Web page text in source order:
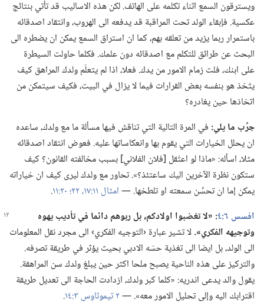
ويسترقون السمع اثناء تكلمه على الهاتف.‏ لكن هذه الاساليب قد تأتي بنتائج
عكسية.‏ فإبقاء الولد تحت المراقبة قد يدفعه الى الهروب،‏ وانتقاد اصدقائه
باستمرار ربما يزيد من تعلقه بهم،‏ كما ان استراق السمع يمكن ان يضطره الى
البحث عن طرائق للتكلم مع اصدقائه دون علمك.‏ فكلما حاولت السيطرة
على ابنك،‏ فلت زمام الامور من يدك.‏ فعلا،‏ اذا لم يتعلّم ولدك المراهق كيف
يتّخذ هو بنفسه بعض القرارات فيما لا يزال في البيت،‏ فكيف سيتمكن من
اتخاذها حين يغادره؟‏
جرِّب ما يلي:‏ في المرة التالية التي تناقش فيها مسألة ما مع ولدك،‏ ساعده
ان يحلل الخيارات التي يقوم بها وانعكاساتها عليه.‏ فعوض انتقاد اصدقائه
مثلا،‏ اسأله:‏ «ماذا لو اعتُقل [فلان الفلاني] بسبب مخالفته القانون؟‏ كيف
ستكون نظرة الآخرين اليك ساعتئذ؟‏».‏ تحاور مع ولدك ليرى كيف ان خياراته
يمكن إما ان تحسِّن سمعته او تلطخها.‏ —‏امثال ١١:‏١٧،‏
‏.‏
افسس ٦:‏٤
‏:‏ «‏لاتغضبوا اولادكم،‏ بل ربوهم دائما فيتأديب يهوه
وتوجيهه الفكري».‏لا تشير عبارة ‹التوجيه الفكري› الى مجرد نقل المعلومات
الى الولد،‏ بل ايضا الى تغذية حسّه الادبي بحيث يؤثر في طريقة تصرفه.‏
والتركيز على هذه الناحية يصبح ملحا اكثر حين يبلغ ولدك سن المراهقة.‏
يقول والد يدعى اندريه:‏ «كلما كبر ولدك،‏ ازدادت الحاجة الى تعديل طريقة
اقترابك اليه وإلى تحليل الامور معه».‏ —‏٢ تيموثاوس ٣:‏١٤
‏.‏